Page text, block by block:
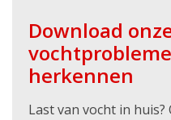
Download
herkennen
Last van vocht in